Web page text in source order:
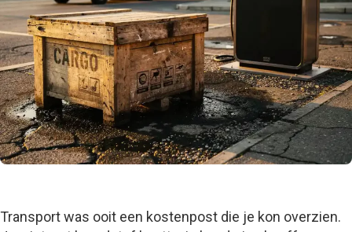
Transport was ooit een kostenpost die je kon overzien.